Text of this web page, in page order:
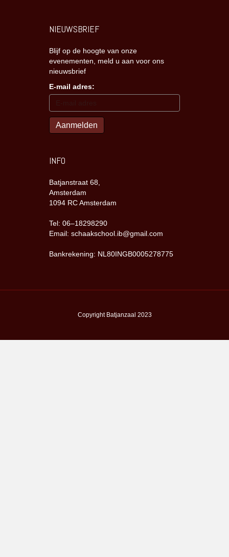
NIEUWSBRIEF
Blijf op de hoogte van onze
evenementen, meld u aan voor ons
nieuwsbrief
E-mail adres:
INFO
Batjanstraat 68,
Amsterdam
1094 RC Amsterdam
Tel: 06–18298290
Email: schaakschool.ib@gmail.com
Bankrekening: NL80INGB0005278775
Copyright Batjanzaal 2023